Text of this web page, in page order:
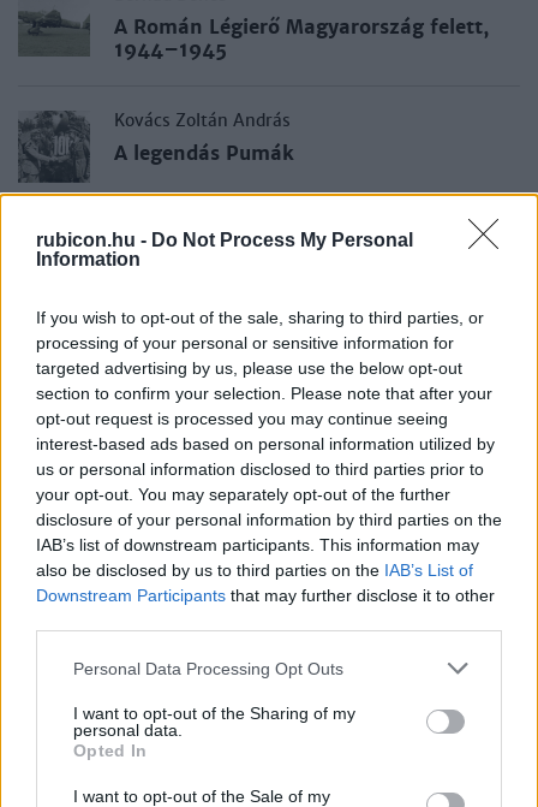
rubicon.hu - Do Not Process My Personal
Information
If you wish to opt-out of the sale, sharing to third parties, or
processing of your personal or sensitive information for
targeted advertising by us, please use the below opt-out
section to confirm your selection. Please note that after your
opt-out request is processed you may continue seeing
interest-based ads based on personal information utilized by
us or personal information disclosed to third parties prior to
your opt-out. You may separately opt-out of the further
disclosure of your personal information by third parties on the
IAB’s list of downstream participants. This information may
also be disclosed by us to third parties on the IAB’s List of
Downstream Participants that may further disclose it to other
Please note that this website/app uses one or more Google
not limited to your visit or usage behaviour. You may click to
grant or deny consent to Google and its third-party tags to
use your data for below specified purposes in below Google
consent section.
Personal Data Processing Opt Outs
I want to opt-out of the Sharing of my
personal data.
Opted In
I want to opt-out of the Sale of my
A Román Légierő Magyarország felett,
1944–1945
Kovács Zoltán András
A legendás Pumák
Kovács Zoltán András
Kovács Béla
Versengés az égbolton
Kovács Zoltán András
Stratégiai légi hadjárat Magyarország
ellen
Lukacs, John
Sallay Gergely Pál
világháború idején